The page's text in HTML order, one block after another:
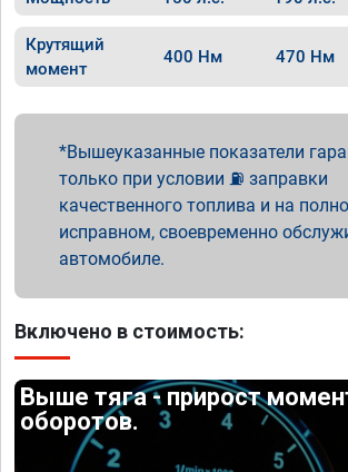
Крутящий
момент
400 Нм 470 Нм
Вышеуказанные показатели
только при условии ⛽ заправки
качественного топлива и на
исправном, своевременно
автомобиле.
Включено в стоимость:
Выше тяга - прирост
оборотов.